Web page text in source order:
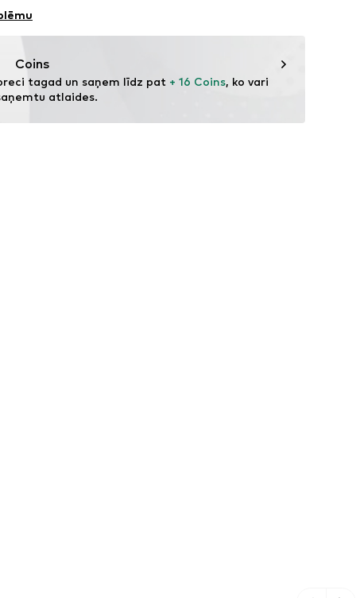
hc/en-gb
Coins
tagad un saņem līdz pat + 16 Coins, ko vari
atlaides.